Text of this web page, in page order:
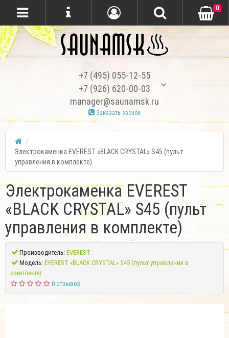
+7 (495) 055-12-55
+7 (926) 620-00-03
manager@saunamsk.ru
Заказать звонок
0
Электрокаменка EVEREST «BLACK CRYSTAL» S45 (пульт
управления в комплекте)
Электрокаменка EVEREST
«BLACK CRYSTAL» S45 (пульт
управления в комплекте)
Производитель:EVEREST
Модель:EVEREST «BLACK CRYSTAL» S45 (пульт управления в
комплекте)
0 отзывов